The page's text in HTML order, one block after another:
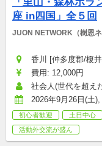
座 in四国」全５回
JUON NETWORK（樹恩ネ
香川 [仲多度郡/榎
費用: 12,000円
社会人(世代を超え
2026年9月26日(土
初心者歓迎 土日中心
活動外交流が盛ん